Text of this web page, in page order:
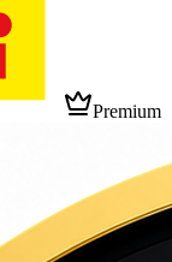
Premium